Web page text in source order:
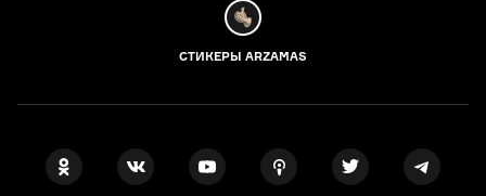
СТИКЕРЫ ARZAMAS